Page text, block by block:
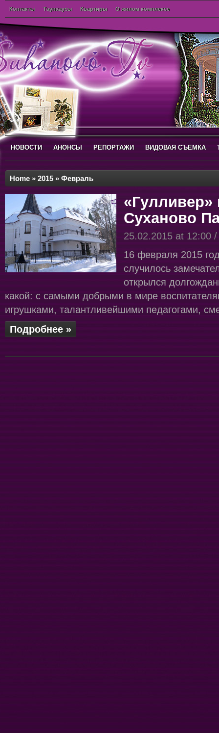
Контакты Таунхаусы Квартиры О жилом комплексе
НОВОСТИ АНОНСЫ РЕПОРТАЖИ ВИДОВАЯ СЪЕМКА
Home » 2015 » Февраль
Суханово
25.02.2015 at 12:00
16 февраля 2015
случилось
открылся
какой: с самыми добрыми в мире
игрушками, талантливейшими педагогами,
Подробнее »